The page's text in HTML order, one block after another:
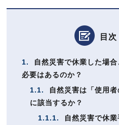
目次
1.
自然災害で休業した場
必要はあるのか？
1.1.
自然災害は「使用者
に該当するか？
1.1.1.
自然災害で休